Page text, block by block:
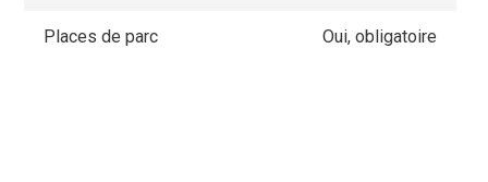
Places de parc Oui, obligatoire